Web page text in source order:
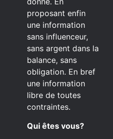
proposant enfin
une information
sans influenceur,
sans argent dans la
balance, sans
obligation. En bref
une information
libre de toutes
contraintes.
Qui êtes vous?